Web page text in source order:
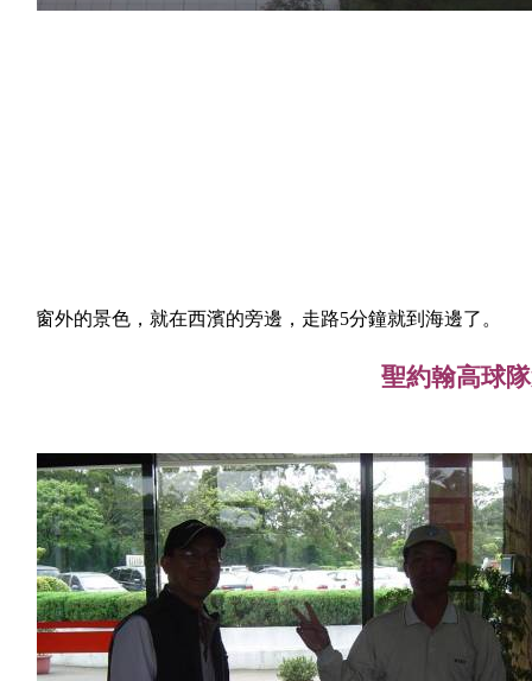
窗外的景色，就在西濱的旁邊，走路5分鐘就到海邊了。
聖約翰高球